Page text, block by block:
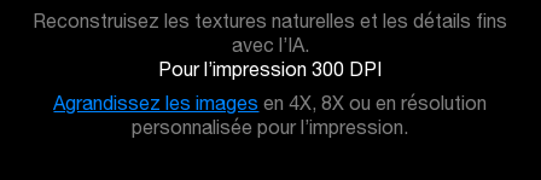
Reconstruisez les textures naturelles et les détails fins
avec l’IA.
Pour l’impression 300 DPI
Agrandissez les images en 4X, 8X ou en résolution
personnalisée pour l’impression.